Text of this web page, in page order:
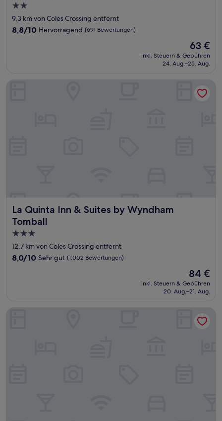
2.0-
Sterne-
Unterkunft
9,3 km von Coles Crossing entfernt
8.8
8,8/10 Hervorragend (691 Bewertungen)
Der
Preis
beträgt
63 €
inkl. Steuern & Gebühren
24. Aug.–25. Aug.
La Quinta Inn & Suites by Wyndham
Tomball
La Quinta Inn & Suites by Wyndham Tomball
3.0-
Sterne-
Unterkunft
12,7 km von Coles Crossing entfernt
8.0
Bewertungen)
8,0/10 Sehr gut (1.002 Bewertungen)
Der
Preis
beträgt
84 €
inkl. Steuern & Gebühren
20. Aug.–21. Aug.
La Quinta Inn & Suites by Wyndham Tomball